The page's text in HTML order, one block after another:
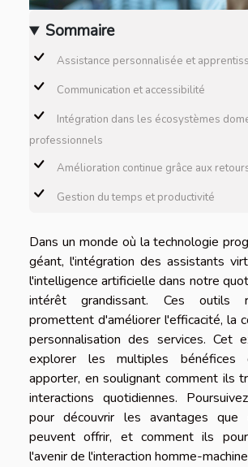
Sommaire
Assistance personnalisée et
Communication et accessibilité
Intégration dans les écosystèmes
professionnels
Amélioration continue grâce aux
Gestion du temps et productivité
Dans un monde où la technologie
géant, l'intégration des assistants
l'intelligence artificielle dans notre
intérêt grandissant. Ces outils
promettent d'améliorer l'efficacité, la
personnalisation des services. Cet
explorer les multiples bénéfices
apporter, en soulignant comment ils
interactions quotidiennes.
pour découvrir les avantages que
peuvent offrir, et comment ils
l'avenir de l'interaction homme-